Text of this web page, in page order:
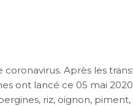
Après les
ont lancé ce 05 mai 2020
riz, oignon,